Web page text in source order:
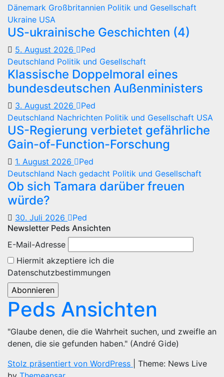
Dänemark Großbritannien Politik und Gesellschaft
Ukraine USA
US-ukrainische Geschichten (4)
5. August 2026
Ped
Deutschland Politik und Gesellschaft
Klassische Doppelmoral eines
bundesdeutschen Außenministers
3. August 2026
Ped
Deutschland Nachrichten Politik und Gesellschaft USA
US-Regierung verbietet gefährliche
Gain-of-Function-Forschung
1. August 2026
Ped
Deutschland Nach gedacht Politik und Gesellschaft
Ob sich Tamara darüber freuen
würde?
30. Juli 2026
Ped
Newsletter Peds Ansichten
E-Mail-Adresse
Hiermit akzeptiere ich die
Datenschutzbestimmungen
Peds Ansichten
"Glaube denen, die die Wahrheit suchen, und zweifle an
denen, die sie gefunden haben." (André Gide)
Stolz präsentiert von WordPress
Theme: News Live